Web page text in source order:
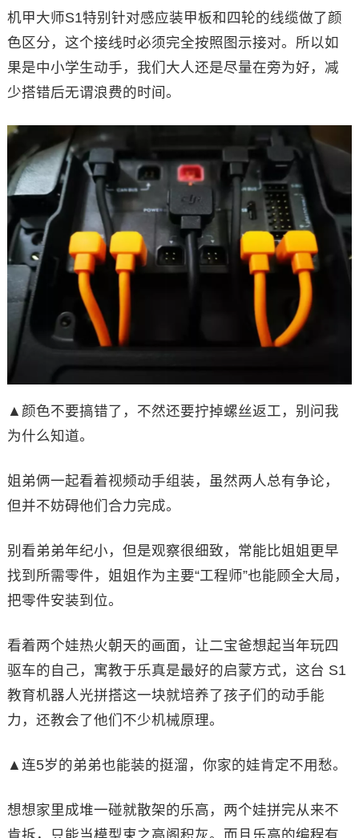
机甲大师S1特别针对感应装甲板和四轮的线缆做了颜
色区分，这个接线时必须完全按照图示接对。所以如
果是中小学生动手，我们大人还是尽量在旁为好，减
少搭错后无谓浪费的时间。
▲颜色不要搞错了，不然还要拧掉螺丝返工，别问我
为什么知道。
姐弟俩一起看着视频动手组装，虽然两人总有争论，
但并不妨碍他们合力完成。
别看弟弟年纪小，但是观察很细致，常能比姐姐更早
找到所需零件，姐姐作为主要“工程师”也能顾全大局，
把零件安装到位。
看着两个娃热火朝天的画面，让二宝爸想起当年玩四
驱车的自己，寓教于乐真是最好的启蒙方式，这台 S1
教育机器人光拼搭这一块就培养了孩子们的动手能
力，还教会了他们不少机械原理。
▲连5岁的弟弟也能装的挺溜，你家的娃肯定不用愁。
想想家里成堆一碰就散架的乐高，两个娃拼完从来不
肯拆，只能当模型束之高阁积灰。而且乐高的编程有